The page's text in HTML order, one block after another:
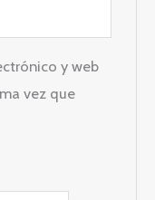
y web
vez que